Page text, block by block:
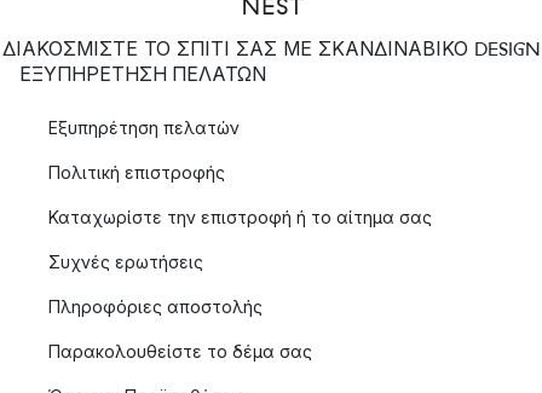
ΔΙΑΚΟΣΜΙΣΤΕ ΤΟ ΣΠΙΤΙ ΣΑΣ ΜΕ ΣΚΑΝΔΙΝΑΒΙΚΟ DESIGN
ΕΞΥΠΗΡΈΤΗΣΗ ΠΕΛΑΤΏΝ
Εξυπηρέτηση πελατών
Πολιτική επιστροφής
Καταχωρίστε την επιστροφή ή το αίτημα σας
Συχνές ερωτήσεις
Πληροφόριες αποστολής
Παρακολουθείστε το δέμα σας